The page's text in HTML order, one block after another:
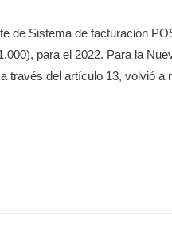
de Sistema de facturación
para el 2022. Para la
través del artículo 13, volvió a